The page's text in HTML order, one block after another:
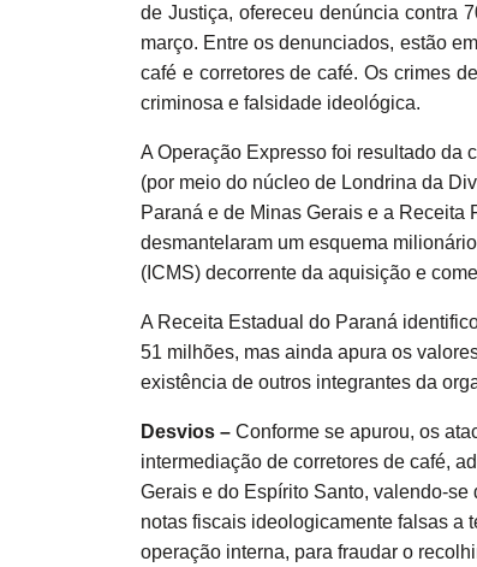
de Justiça, ofereceu denúncia contra
março. Entre os denunciados, estão
café e corretores de café. Os crimes
criminosa e falsidade ideológica.
A Operação Expresso foi resultado da
(por meio do núcleo de Londrina da
Paraná e de Minas Gerais e a Receita
desmantelaram um esquema
(ICMS) decorrente da aquisição e
A Receita Estadual do Paraná
51 milhões, mas ainda apura os
existência de outros integrantes da
Desvios – Conforme se apurou, os
intermediação de corretores de café,
Gerais e do Espírito Santo, valendo-se
notas fiscais ideologicamente falsas a
operação interna, para fraudar o